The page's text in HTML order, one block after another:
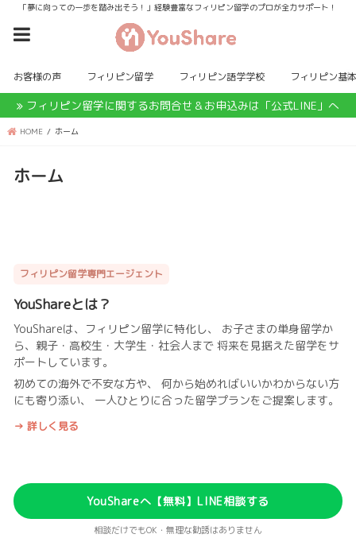
「夢に向っての一歩を踏み出そう！」経験豊富なフィリピン留学のプロが全力サポート！
お客様の声 フィリピン留学 フィリピン語学学校 フィリピン基
フィリピン留学に関するお問合せ＆お申込みは「公式LINE」へ
HOME ホーム
ホーム
フィリピン留学専門エージェント
YouShareとは？
YouShareは、フィリピン留学に特化し、 お子さまの単身留学か
ら、親子・高校生・大学生・社会人まで 将来を見据えた留学をサ
ポートしています。
初めての海外で不安な方や、 何から始めればいいかわからない方
にも寄り添い、 一人ひとりに合った留学プランをご提案します。
→ 詳しく見る
YouShareへ【無料】LINE相談する
相談だけでもOK・無理な勧誘はありません